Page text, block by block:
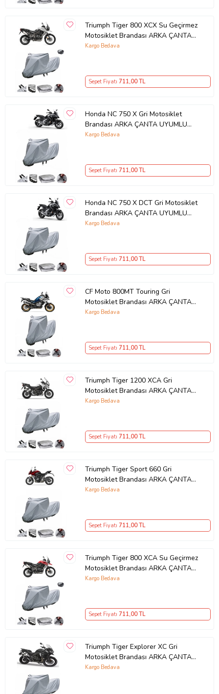
Triumph Tiger 800 XCX Su Geçirmez
Motosiklet Brandası ARKA ÇANTA
UYUMLU
Kargo Bedava
Sepet Fiyatı 711,00 TL
Honda NC 750 X Gri Motosiklet
Brandası ARKA ÇANTA UYUMLU
DEĞİLDİR
Kargo Bedava
Sepet Fiyatı 711,00 TL
Honda NC 750 X DCT Gri Motosiklet
Brandası ARKA ÇANTA UYUMLU
DEĞİLDİR
Kargo Bedava
Sepet Fiyatı 711,00 TL
CF Moto 800MT Touring Gri
Motosiklet Brandası ARKA ÇANTA
UYUMLU DEĞİLDİR
Kargo Bedava
Sepet Fiyatı 711,00 TL
Triumph Tiger 1200 XCA Gri
Motosiklet Brandası ARKA ÇANTA
UYUMLU DEĞİLDİR
Kargo Bedava
Sepet Fiyatı 711,00 TL
Triumph Tiger Sport 660 Gri
Motosiklet Brandası ARKA ÇANTA
UYUMLU DEĞİLDİR
Kargo Bedava
Sepet Fiyatı 711,00 TL
Triumph Tiger 800 XCA Su Geçirmez
Motosiklet Brandası ARKA ÇANTA
UYUMLU
Kargo Bedava
Sepet Fiyatı 711,00 TL
Triumph Tiger Explorer XC Gri
Motosiklet Brandası ARKA ÇANTA
UYUMLU DEĞİLDİR
Kargo Bedava